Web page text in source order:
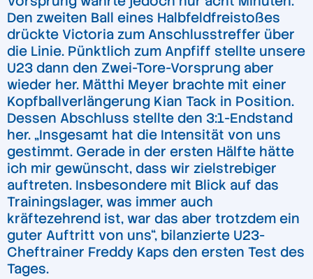
Den zweiten Ball eines Halbfeldfreistoßes
drückte Victoria zum Anschlusstreffer über
die Linie. Pünktlich zum Anpfiff stellte unsere
U23 dann den Zwei-Tore-Vorsprung aber
wieder her. Mätthi Meyer brachte mit einer
Kopfballverlängerung Kian Tack in Position.
Dessen Abschluss stellte den 3:1-Endstand
her. „Insgesamt hat die Intensität von uns
gestimmt. Gerade in der ersten Hälfte hätte
ich mir gewünscht, dass wir zielstrebiger
auftreten. Insbesondere mit Blick auf das
Trainingslager, was immer auch
kräftezehrend ist, war das aber trotzdem ein
guter Auftritt von uns“, bilanzierte U23-
Cheftrainer Freddy Kaps den ersten Test des
Tages.